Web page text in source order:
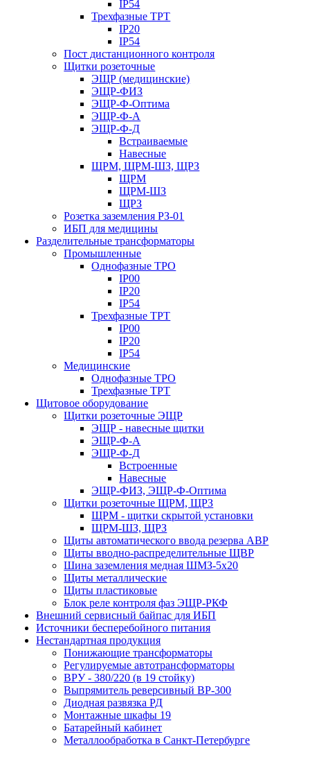
IP54
Трехфазные ТРТ
IP20
IP54
Пост дистанционного контроля
Щитки розеточные
ЭЩР (медицинские)
ЭЩР-ФИЗ
ЭЩР-Ф-Оптима
ЭЩР-Ф-А
ЭЩР-Ф-Д
Встраиваемые
Навесные
ЩРМ, ЩРМ-ШЗ, ЩРЗ
ЩРМ
ЩРМ-ШЗ
ЩРЗ
Розетка заземления РЗ-01
ИБП для медицины
Разделительные трансформаторы
Промышленные
Однофазные ТРО
IP00
IP20
IP54
Трехфазные ТРТ
IP00
IP20
IP54
Медицинские
Однофазные ТРО
Трехфазные ТРТ
Щитовое оборудование
Щитки розеточные ЭЩР
ЭЩР - навесные щитки
ЭЩР-Ф-А
ЭЩР-Ф-Д
Встроенные
Навесные
ЭЩР-ФИЗ, ЭЩР-Ф-Оптима
Щитки розеточные ЩРМ, ЩРЗ
ЩРМ - щитки скрытой установки
ЩРМ-ШЗ, ЩРЗ
Щиты автоматического ввода резерва АВР
Щиты вводно-распределительные ЩВР
Шина заземления медная ШМЗ-5х20
Щиты металлические
Щиты пластиковые
Блок реле контроля фаз ЭЩР-РКФ
Внешний сервисный байпас для ИБП
Источники бесперебойного питания
Нестандартная продукция
Понижающие трансформаторы
Регулируемые автотрансформаторы
ВРУ - 380/220 (в 19 стойку)
Выпрямитель реверсивный ВР-300
Диодная развязка РД
Монтажные шкафы 19
Батарейный кабинет
Металлообработка в Санкт-Петербурге